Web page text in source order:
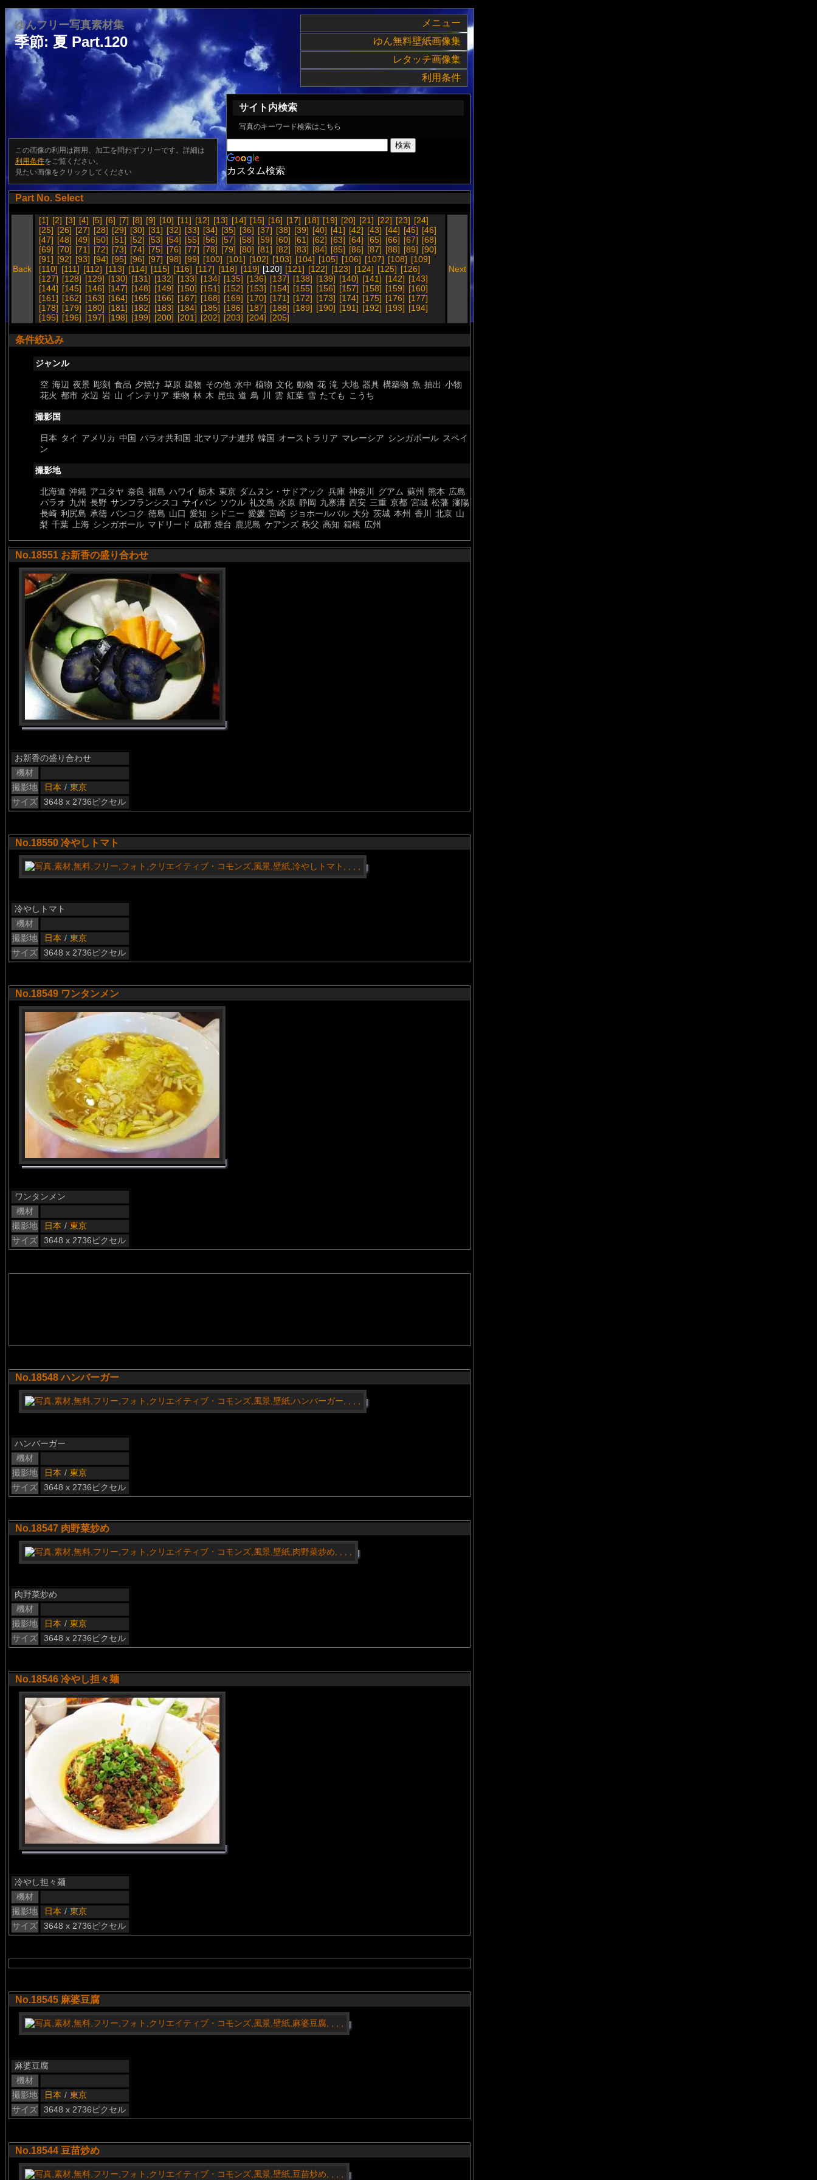
メニュー
ゆん無料壁紙画像集
レタッチ画像集
利用条件
ゆんフリー写真素材集
季節: 夏 Part.120
この画像の利用は商用、加工を問わずフリーです。詳細は
利用条件をご覧ください。
見たい画像をクリックしてください
サイト内検索
写真のキーワード検索はこちら
カスタム検索
Part No. Select
Back
[1] [2] [3] [4] [5] [6] [7] [8] [9] [10] [11] [12] [13] [14] [15] [16] [17] [18] [19] [20] [21] [22] [23] [24]
[25] [26] [27] [28] [29] [30] [31] [32] [33] [34] [35] [36] [37] [38] [39] [40] [41] [42] [43] [44] [45] [46]
[47] [48] [49] [50] [51] [52] [53] [54] [55] [56] [57] [58] [59] [60] [61] [62] [63] [64] [65] [66] [67] [68]
[69] [70] [71] [72] [73] [74] [75] [76] [77] [78] [79] [80] [81] [82] [83] [84] [85] [86] [87] [88] [89] [90]
[91] [92] [93] [94] [95] [96] [97] [98] [99] [100] [101] [102] [103] [104] [105] [106] [107] [108] [109]
[110] [111] [112] [113] [114] [115] [116] [117] [118] [119] [120] [121] [122] [123] [124] [125] [126]
[127] [128] [129] [130] [131] [132] [133] [134] [135] [136] [137] [138] [139] [140] [141] [142] [143]
[144] [145] [146] [147] [148] [149] [150] [151] [152] [153] [154] [155] [156] [157] [158] [159] [160]
[161] [162] [163] [164] [165] [166] [167] [168] [169] [170] [171] [172] [173] [174] [175] [176] [177]
[178] [179] [180] [181] [182] [183] [184] [185] [186] [187] [188] [189] [190] [191] [192] [193] [194]
[195] [196] [197] [198] [199] [200] [201] [202] [203] [204] [205]
Next
条件絞込み
ジャンル
空 海辺 夜景 彫刻 食品 夕焼け 草原 建物 その他 水中 植物 文化 動物 花 滝 大地 器具 構築物 魚 抽出 小物
花火 都市 水辺 岩 山 インテリア 乗物 林 木 昆虫 道 鳥 川 雲 紅葉 雪 たても こうち
撮影国
日本 タイ アメリカ 中国 パラオ共和国 北マリアナ連邦 韓国 オーストラリア マレーシア シンガポール スペイ
ン
撮影地
北海道 沖縄 アユタヤ 奈良 福島 ハワイ 栃木 東京 ダムヌン・サドアック 兵庫 神奈川 グアム 蘇州 熊本 広島
パラオ 九州 長野 サンフランシスコ サイパン ソウル 礼文島 水原 静岡 九寨溝 西安 三重 京都 宮城 松藩 瀋陽
長崎 利尻島 承徳 バンコク 徳島 山口 愛知 シドニー 愛媛 宮崎 ジョホールバル 大分 茨城 本州 香川 北京 山
梨 千葉 上海 シンガポール マドリード 成都 煙台 鹿児島 ケアンズ 秩父 高知 箱根 広州
No.18551 お新香の盛り合わせ
お新香の盛り合わせ
機材
撮影地
日本 / 東京
サイズ
3648 x 2736ピクセル
No.18550 冷やしトマト
冷やしトマト
機材
撮影地
日本 / 東京
サイズ
3648 x 2736ピクセル
No.18549 ワンタンメン
ワンタンメン
機材
撮影地
日本 / 東京
サイズ
3648 x 2736ピクセル
No.18548 ハンバーガー
ハンバーガー
機材
撮影地
日本 / 東京
サイズ
3648 x 2736ピクセル
No.18547 肉野菜炒め
肉野菜炒め
機材
撮影地
日本 / 東京
サイズ
3648 x 2736ピクセル
No.18546 冷やし担々麺
冷やし担々麺
機材
撮影地
日本 / 東京
サイズ
3648 x 2736ピクセル
No.18545 麻婆豆腐
麻婆豆腐
機材
撮影地
日本 / 東京
サイズ
3648 x 2736ピクセル
No.18544 豆苗炒め